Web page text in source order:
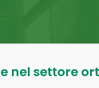
nel settore